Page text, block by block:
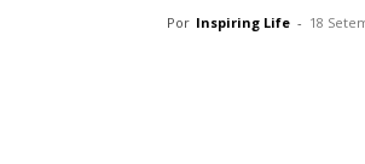
Por Inspiring Life - 18